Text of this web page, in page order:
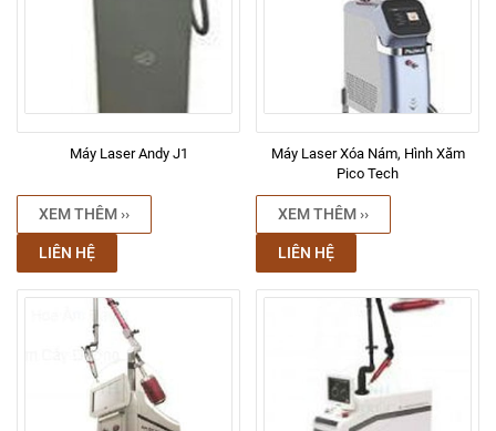
Máy Laser Andy J1
XEM THÊM ››
LIÊN HỆ
Máy Laser Xóa Nám, Hình Xăm
Pico Tech
XEM THÊM ››
LIÊN HỆ